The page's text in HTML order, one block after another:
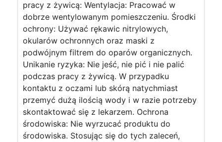
pracy z żywicą: Wentylacja: Pracować w
dobrze wentylowanym pomieszczeniu. Środki
ochrony: Używać rękawic nitrylowych,
okularów ochronnych oraz maski z
podwójnym filtrem do oparów organicznych.
Unikanie ryzyka: Nie jeść, nie pić i nie palić
podczas pracy z żywicą. W przypadku
kontaktu z oczami lub skórą natychmiast
przemyć dużą ilością wody i w razie potrzeby
skontaktować się z lekarzem. Ochrona
środowiska: Nie wyrzucać produktu do
środowiska. Stosując się do tych zaleceń,